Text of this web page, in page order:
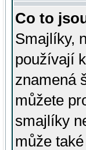
Co to
Smajlíky,
používají
znamená
můžete
smajlíky
může